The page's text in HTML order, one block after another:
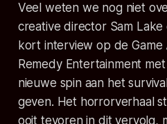
Veel weten we nog niet
creative director Sam
kort interview op de Game
Remedy Entertainment
nieuwe spin aan het
geven. Het horrorverhaal
ooit tevoren in dit vervolg,